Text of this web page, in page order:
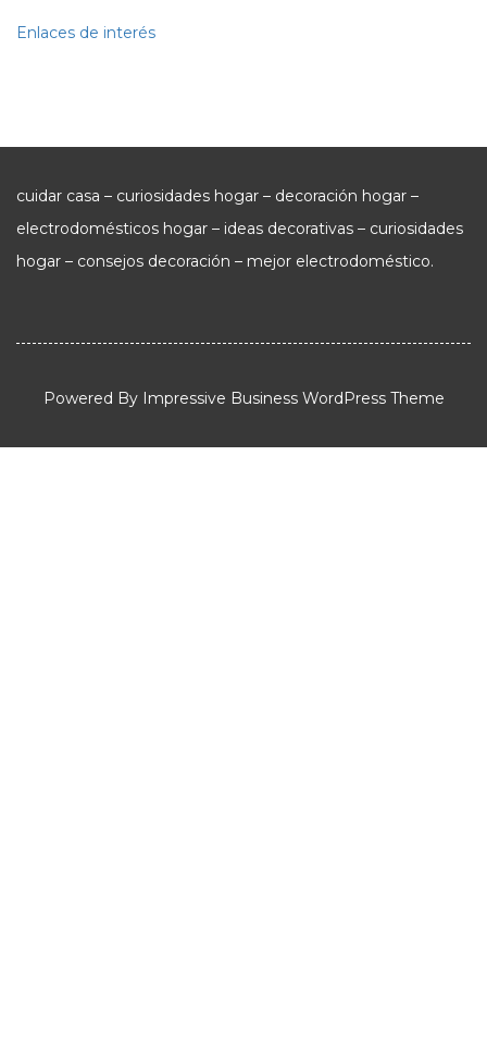
Enlaces de interés
cuidar casa – curiosidades hogar – decoración hogar –
electrodomésticos hogar – ideas decorativas – curiosidades
hogar – consejos decoración – mejor electrodoméstico.
Powered By Impressive Business WordPress Theme